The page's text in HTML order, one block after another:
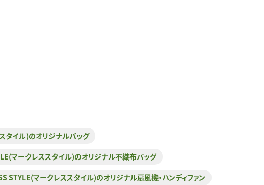
タイル)のオリジナルバッグ
マークレススタイル)のオリジナル不織布バッグ
STYLE(マークレススタイル)のオリジナル扇風機・ハンディファン